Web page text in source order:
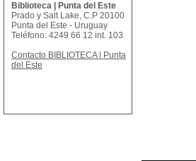
Biblioteca | Punta del Este
Prado y Salt Lake, C.P 20100
Punta del Este - Uruguay
Teléfono: 4249 66 12 int. 103
Contacto BIBLIOTECA | Punta
del Este